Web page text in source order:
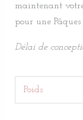
maintenant
pour une
Délai de
Poids